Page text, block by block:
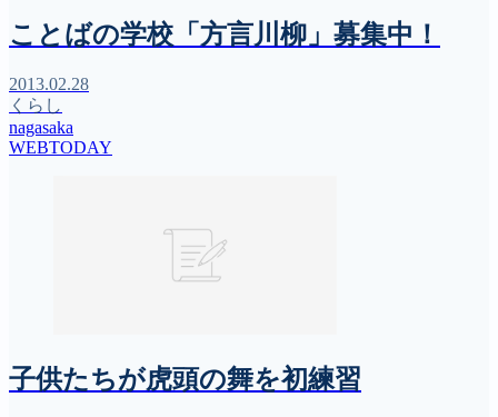
ことばの学校「方言川柳」募集中！
2013.02.28
くらし
nagasaka
WEBTODAY
子供たちが虎頭の舞を初練習